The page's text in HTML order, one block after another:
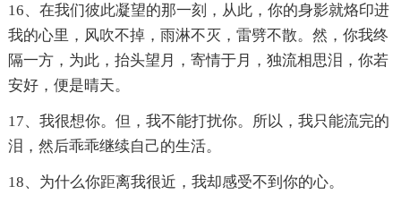
16、在我们彼此凝望的那一刻，从此，你的身影就烙印进
我的心里，风吹不掉，雨淋不灭，雷劈不散。然，你我终
隔一方，为此，抬头望月，寄情于月，独流相思泪，你若
安好，便是晴天。
17、我很想你。但，我不能打扰你。所以，我只能流完的
泪，然后乖乖继续自己的生活。
18、为什么你距离我很近，我却感受不到你的心。